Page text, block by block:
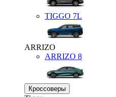
TIGGO 7L
ARRIZO
ARRIZO 8
Кроссоверы